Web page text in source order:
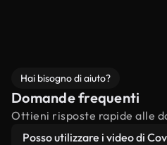
Hai bisogno di aiuto?
Domande frequenti
Ottieni risposte rapide alle
Posso utilizzare i video di